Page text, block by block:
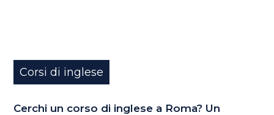
Corsi di inglese
Cerchi un corso di inglese a Roma? Un